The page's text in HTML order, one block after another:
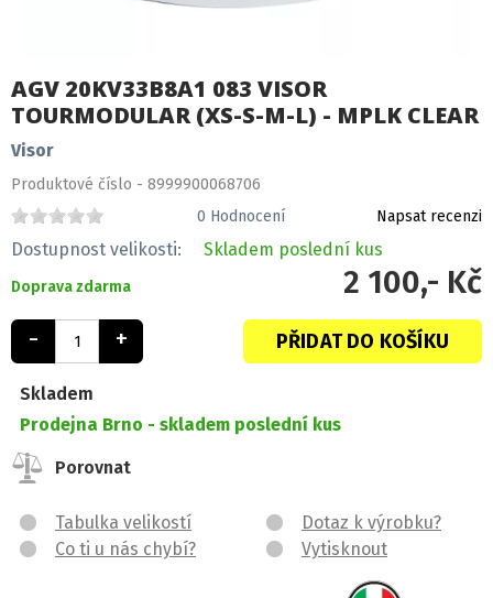
AGV 20KV33B8A1 083 VISOR
TOURMODULAR (XS-S-M-L) - MPLK CLEAR
Visor
Produktové číslo - 8999900068706
0 Hodnocení Napsat recenzi
Dostupnost velikosti: Skladem poslední kus
Doprava zdarma 2 100,- Kč
- + PŘIDAT DO KOŠÍKU
Skladem
Prodejna Brno - skladem poslední kus
Porovnat
Tabulka velikostí
Co ti u nás chybí?
Dotaz k výrobku?
Vytisknout